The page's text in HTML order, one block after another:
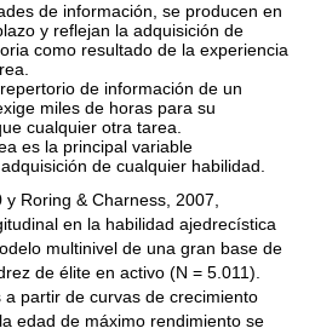
de información, se producen en
y reflejan la adquisición de
como resultado de la experiencia
de información de un
miles de horas para su
cualquier otra tarea.
es la principal variable
de cualquier habilidad.
Roring & Charness, 2007,
en la habilidad ajedrecística
multinivel de una gran base de
de élite en activo (N = 5.011).
partir de curvas de crecimiento
edad de máximo rendimiento se